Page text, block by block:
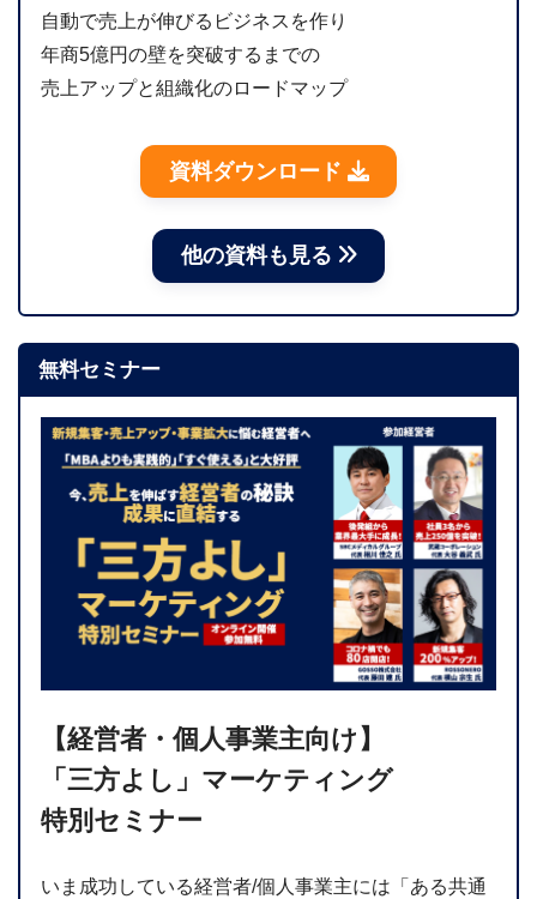
自動で売上が伸びるビジネスを作り
年商5億円の壁を突破するまでの
売上アップと組織化のロードマップ
資料ダウンロード
他の資料も見る
無料セミナー
【経営者・個人事業主向け】
「三方よし」マーケティング
特別セミナー
いま成功している経営者/個人事業主には「ある共通